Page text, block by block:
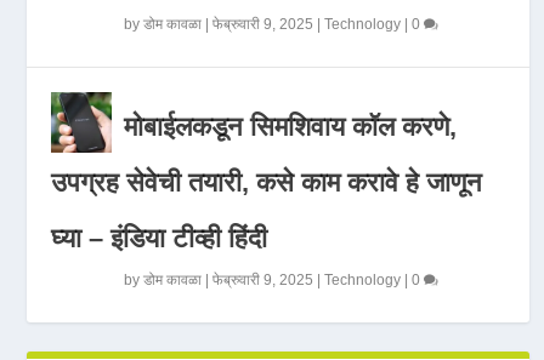
byडोम कावळा |फेब्रुवारी 9, 2025 |Technology |0
मोबाईलकडून सिमशिवाय कॉल करणे,
उपग्रह सेवेची तयारी, कसे काम करावे हे जाणून
घ्या – इंडिया टीव्ही हिंदी
byडोम कावळा |फेब्रुवारी 9, 2025 |Technology |0